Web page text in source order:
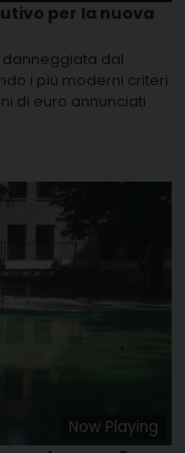
per la nuova
danneggiata dal
i più moderni criteri
di euro annunciati
Now Playing